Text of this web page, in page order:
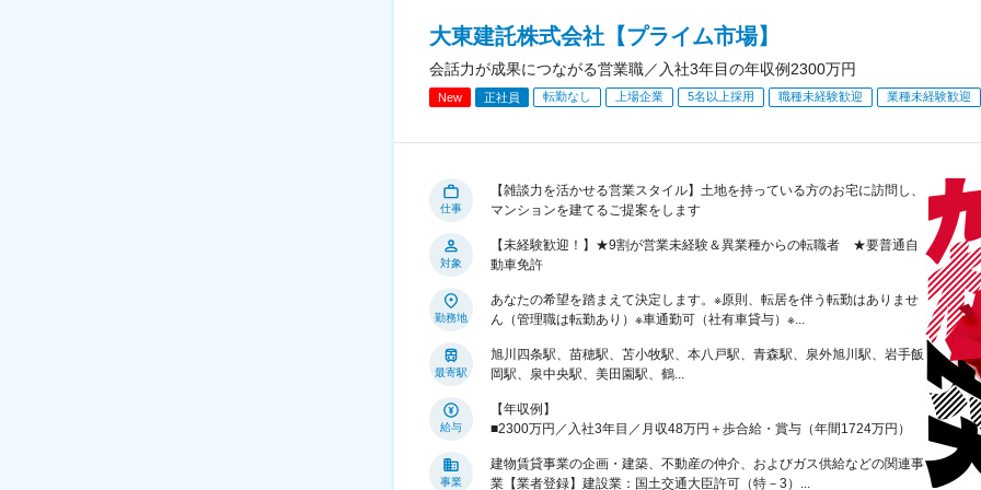
大東建託株式会社【プライム市場】
会話力が成果につながる営業職／入社3年目の年収例2300万円
New 正社員 転勤なし 上場企業 5名以上採用 職種未経験歓迎 業種未経験歓迎
仕事
【雑談力を活かせる営業スタイル】土地を持っている方のお宅に訪問し、
マンションを建てるご提案をします
対象
【未経験歓迎！】★9割が営業未経験＆異業種からの転職者 ★要普通自
動車免許
勤務地
あなたの希望を踏まえて決定します。※原則、転居を伴う転勤はありませ
ん（管理職は転勤あり）※車通勤可（社有車貸与）※...
最寄駅
旭川四条駅、苗穂駅、苫小牧駅、本八戸駅、青森駅、泉外旭川駅、岩手飯
岡駅、泉中央駅、美田園駅、鶴...
給与
【年収例】
■2300万円／入社3年目／月収48万円＋歩合給・賞与（年間1724万円）
事業
建物賃貸事業の企画・建築、不動産の仲介、およびガス供給などの関連事
業【業者登録】建設業：国土交通大臣許可（特－3）...